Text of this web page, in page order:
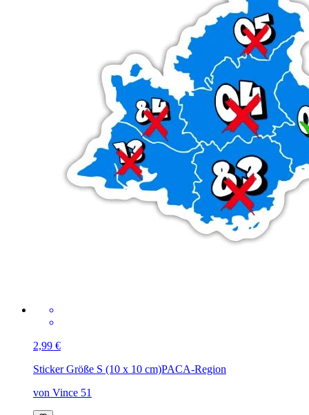
2,99 €
Sticker Größe S (10 x 10 cm)PACA-Region
von Vince 51